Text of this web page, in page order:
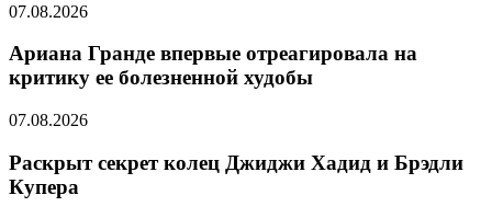
07.08.2026
Ариана Гранде впервые отреагировала на
критику ее болезненной худобы
07.08.2026
Раскрыт секрет колец Джиджи Хадид и Брэдли
Купера